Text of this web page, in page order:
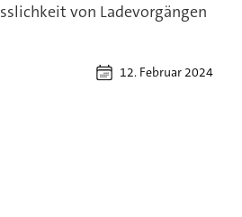
von Ladevorgängen
12. Februar 2024